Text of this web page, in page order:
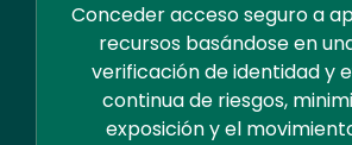
Conceder acceso seguro a
recursos basándose en
verificación de identidad y
continua de riesgos,
exposición y el